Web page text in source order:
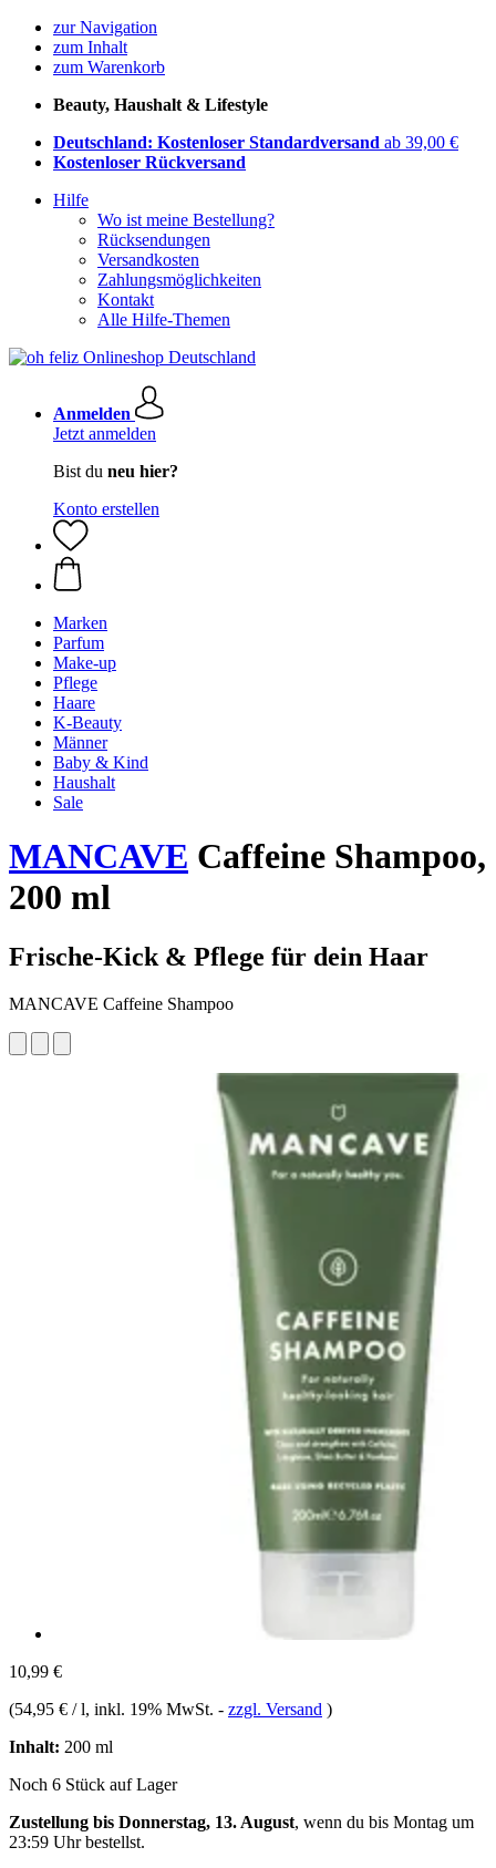
zur Navigation
zum Inhalt
zum Warenkorb
Beauty, Haushalt & Lifestyle
Deutschland: Kostenloser Standardversand ab 39,00 €
Kostenloser Rückversand
Hilfe
Wo ist meine Bestellung?
Rücksendungen
Versandkosten
Zahlungsmöglichkeiten
Kontakt
Alle Hilfe-Themen
Anmelden
Jetzt anmelden
Bist du neu hier?
Konto erstellen
Marken
Parfum
Make-up
Pflege
Haare
K-Beauty
Männer
Baby & Kind
Haushalt
Sale
MANCAVE Caffeine Shampoo,
200 ml
Frische-Kick & Pflege für dein Haar
MANCAVE Caffeine Shampoo
10,99 €
(54,95 € / l, inkl. 19% MwSt. - zzgl. Versand )
Inhalt: 200 ml
Noch 6 Stück auf Lager
Zustellung bis Donnerstag, 13. August, wenn du bis Montag um
23:59 Uhrbestellst.